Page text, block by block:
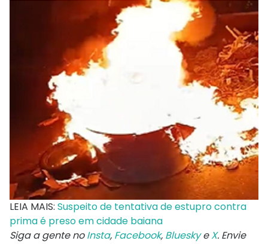
LEIA MAIS: Suspeito de tentativa de estupro contra
prima é preso em cidade baiana
Siga a gente noInsta, Facebook, BlueskyeX. Envie